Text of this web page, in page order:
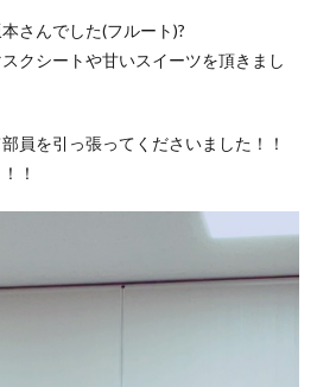
さんでした(フルート)?
クシートや甘いスイーツを頂きまし
員を引っ張ってくださいました！！
！